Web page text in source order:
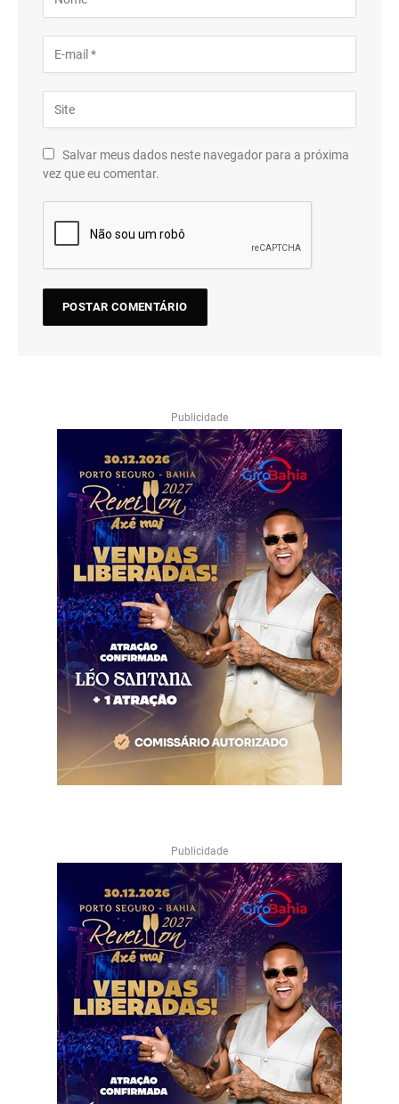
Salvar meus dados neste navegador para a próxima
vez que eu comentar.
Publicidade
Publicidade